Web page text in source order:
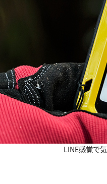
LINE感覚で